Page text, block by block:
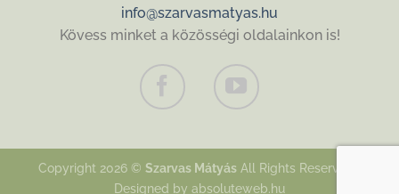
info@szarvasmatyas.hu
Kövess minket a közösségi oldalainkon is!
Copyright 2026 © Szarvas Mátyás All Rights Reserved |
Designed by absoluteweb.hu